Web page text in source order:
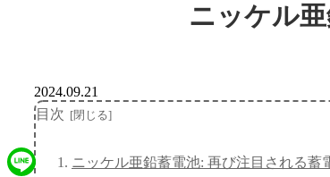
ニッケル
2024.09.21
目次
ニッケル亜鉛蓄電池: 再び注目される蓄